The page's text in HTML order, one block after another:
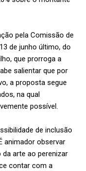
pela Comissão de
de junho último, do
que prorroga a
salientar que por
a proposta segue
na qual
possível.
de inclusão
animador observar
arte ao perenizar
contar com a